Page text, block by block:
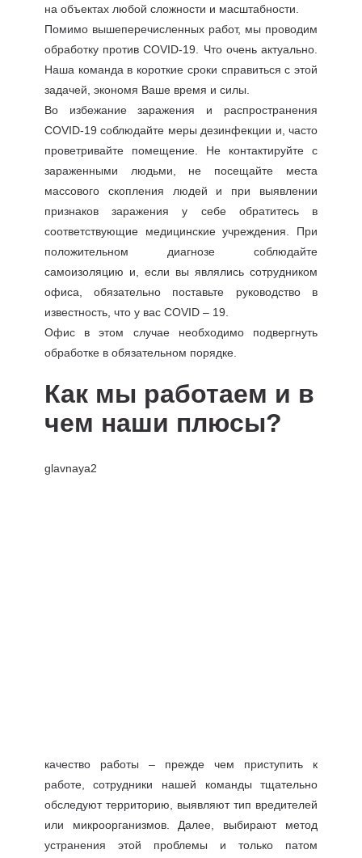
на объектах любой сложности и масштабности.
Помимо вышеперечисленных работ, мы проводим
обработку против COVID-19. Что очень актуально.
Наша команда в короткие сроки справиться с этой
задачей, экономя Ваше время и силы.
Во избежание заражения и распространения
COVID-19 соблюдайте меры дезинфекции и, часто
проветривайте помещение. Не контактируйте с
зараженными людьми, не посещайте места
массового скопления людей и при выявлении
признаков заражения у себе обратитесь в
соответствующие медицинские учреждения. При
положительном диагнозе соблюдайте
самоизоляцию и, если вы являлись сотрудником
офиса, обязательно поставьте руководство в
известность, что у вас COVID – 19.
Офис в этом случае необходимо подвергнуть
обработке в обязательном порядке.
Как мы работаем и в
чем наши плюсы?
качество работы – прежде чем приступить к
работе, сотрудники нашей команды тщательно
обследуют территорию, выявляют тип вредителей
или микроорганизмов. Далее, выбирают метод
устранения этой проблемы и только патом